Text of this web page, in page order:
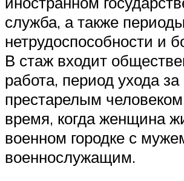
служба, а также периоды
нетрудоспособности и
В стаж входит
работа, период ухода за
престарелым
время, когда женщина
военном городке с
военнослужащим.